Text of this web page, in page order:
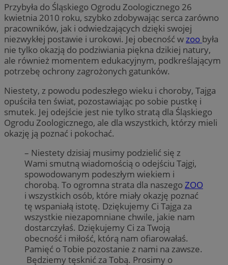
Przybyła do Śląskiego Ogrodu Zoologicznego 26
kwietnia 2010 roku, szybko zdobywając serca zarówno
pracowników, jak i odwiedzających dzięki swojej
niezwykłej postawie i urokowi. Jej obecność wzoo była
nie tylko okazją do podziwiania piękna dzikiej natury,
ale również momentem edukacyjnym, podkreślającym
potrzebę ochrony zagrożonych gatunków.
Niestety, z powodu podeszłego wieku i choroby, Tajga
opuściła ten świat, pozostawiając po sobie pustkę i
smutek. Jej odejście jest nie tylko stratą dla Śląskiego
Ogrodu Zoologicznego, ale dla wszystkich, którzy mieli
okazję ją poznać i pokochać.
– Niestety dzisiaj musimy podzielić się z
Wami smutną wiadomością o odejściu Tajgi,
spowodowanym podeszłym wiekiem i
chorobą. To ogromna strata dla naszegoZOO
i wszystkich osób, które miały okazję poznać
tę wspaniałą istotę. Dziękujemy Ci Tajga za
wszystkie niezapomniane chwile, jakie nam
dostarczyłaś. Dziękujemy Ci za Twoją
obecność i miłość, którą nam ofiarowałaś.
Pamięć o Tobie pozostanie z nami na zawsze.
Będziemy tęsknić za Tobą. Prosimy o